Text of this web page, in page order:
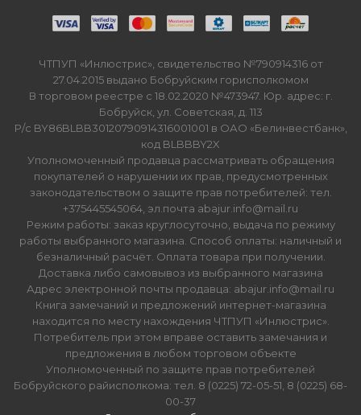
ЧТПУП «Инлюстрис», свидетельство №790914316 от
27.04.2015 выдано Бобруйским горисполкомом
В торговом реестре с 18.02.2020 №473947. Юр. адрес: г.
Бобруйск, ул. Советская, д. 113
Р/с BY86BLBB30120790914316001001 в ОАО «Белинвестбанк»,
код BLBBBY2X
Уполномоченный продавца рассматривать обращения
покупателей о нарушении их прав, предусмотренных
законодательством о защите прав потребителей: тел.
+375445545064, эл.почта abajur.info@mail.ru
Режим работы: заказ круглосуточно, выдача по режиму
работы выбранного магазина. Способ оплаты: наличный и
безналичный расчёт. Оплата товара при получении.
Доставка либо самовывоз из выбранного магазина
Адрес электронной почты продавца: abajur.info@mail.ru
Книга замечаний и предложений интернет-магазина
находится по месту нахождения ЧТПУП «Инлюстрис».
Потребитель при этом вправе оставить замечания и
предложения в любом торговом объекте
Уполномоченный по защите прав потребителей
Бобруйского райисполкома: тел. 8 (0225) 72-05-51, 8 (0225) 68-
00-37